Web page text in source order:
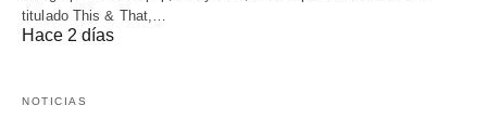
titulado This & That,…
Hace 2 días
NOTICIAS